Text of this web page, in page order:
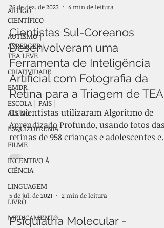
ARTIGO
CIENTÍFICO
AUTISMO |
ASPERGER |
TEA LEVE
CRIATIVIDADE
EMDR
ESCOLA | PAIS |
ALUNO
ESQUIZOFRENIA
FILME
INCENTIVO À
CIÊNCIA
LINGUAGEM
LIVRO
MEDICAMENTO
26 de dez. de 2023 4 min de leitura
Cientistas Sul-Coreanos
Desenvolveram uma
Ferramenta de Inteligência
Artificial com Fotografia da
Retina para a Triagem de TEA
Os cientistas utilizaram Algoritmo de
Aprendizado Profundo, usando fotos das
retinas de 958 crianças e adolescentes e
combinaram esse...
5 de jul. de 2021 2 min de leitura
Psiquiatria Molecular -